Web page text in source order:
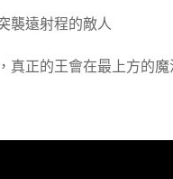
襲遠射程的敵人
真正的王會在最上方的